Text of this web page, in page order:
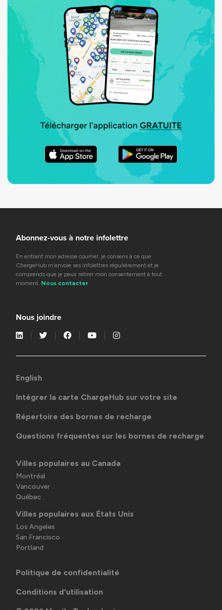
Abonnez-vous à notre infolettre
En entrant mon adresse courriel, je consens à ce que
ChargeHub m’envoie ses infolettres régulièrement et je
comprends que je peux retirer mon consentement à tout
moment. Nous contacter
Nous joindre
English
Intégrer la carte ChargeHub sur votre site
Répertoire des bornes de recharge
Questions fréquentes sur les bornes de recharge
Villes populaires au Canada
Montréal
Vancouver
Québec
Villes populaires aux États Unis
Los Angeles
San Francisco
Portland
Politique de confidentialité
Conditions d'utilisation